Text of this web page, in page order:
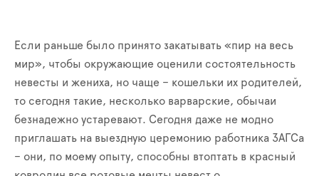
Если раньше было принято закатывать «пир на весь
мир», чтобы окружающие оценили состоятельность
невесты и жениха, но чаще – кошельки их родителей,
то сегодня такие, несколько варварские, обычаи
безнадежно устаревают. Сегодня даже не модно
приглашать на выездную церемонию работника ЗАГСа
– они, по моему опыту, способны втоптать в красный